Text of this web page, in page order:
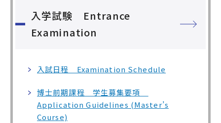
入学試験 Entrance
Examination
入試日程 Examination Schedule
博士前期課程 学生募集要項
Application Guidelines (Master’s
Course)